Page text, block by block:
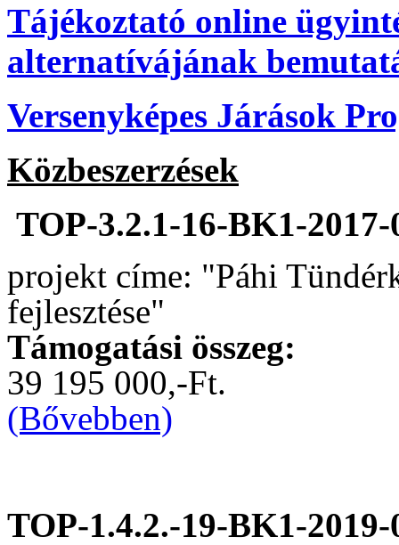
Tájékoztató online
alternatívájának
Versenyképes Járások
Közbeszerzések
TOP-3.2.1-16-BK1-2017-
projekt címe: "Páhi
fejlesztése"
Támogatási összeg:
39 195 000,-Ft.
(Bővebben)
TOP-1.4.2.-19-BK1-2019-